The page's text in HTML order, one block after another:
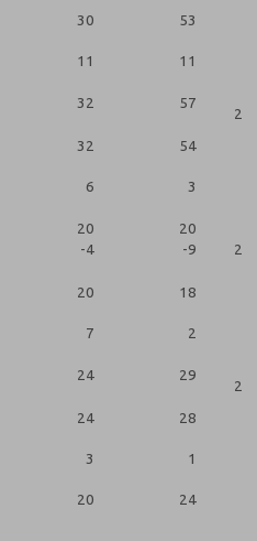
30 53
11 11
32 57
2
32 54
6 3
20
-4
20
-9
2
20 18
7 2
24 29
2
24 28
3 1
20 24